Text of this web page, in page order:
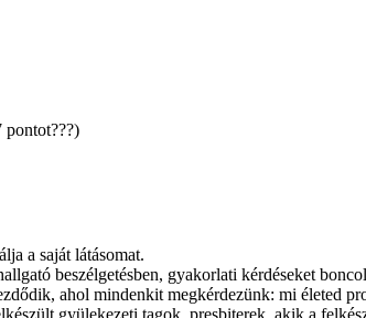
a saját látásomat.
beszélgetésben, gyakorlati kérdéseket
ahol mindenkit megkérdezünk: mi életed